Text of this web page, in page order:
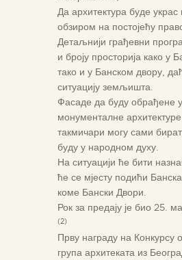
Да архитектура буде украс
обзиром на постојећу
Детаљнији грађевни
и броју просторија како у
тако и у Банском двору,
ситуацију земљишта.
Фасаде да буду обрађене
монументалне
такмичари могу сами
буду у народном духу.
На ситуацији ће бити
ће се мјесту подићи
коме Бански Двори.
Рок за предају је био 25.
(2)
Прву награду на Конкурсу
група архитеката из